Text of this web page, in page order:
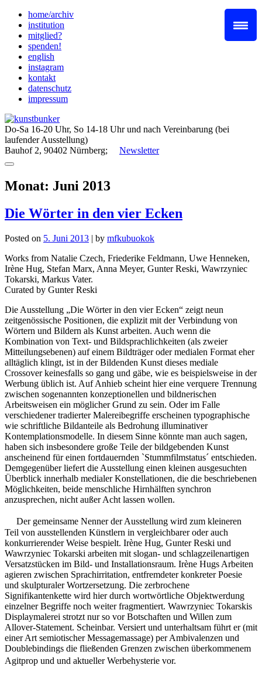
Skip
content
home/archiv
institution
mitglied?
spenden!
english
instagram
kontakt
datenschutz
impressum
Do-Sa 16-20 Uhr, So 14-18 Uhr und nach Vereinbarung (bei
laufender Ausstellung)
Bauhof 2, 90402 Nürnberg; Newsletter
Monat: Juni 2013
Die Wörter in den vier Ecken
Posted on 5. Juni 2013 | by mfkubuokok
Works from Natalie Czech, Friederike Feldmann, Uwe Henneken,
Irène Hug, Stefan Marx, Anna Meyer, Gunter Reski, Wawrzyniec
Tokarski, Markus Vater.
Curated by Gunter Reski
Die Ausstellung „Die Wörter in den vier Ecken“ zeigt neun
zeitgenössische Positionen, die explizit mit der Verbindung von
Wörtern und Bildern als Kunst arbeiten. Auch wenn die
Kombination von Text- und Bildsprachlichkeiten (als zweier
Mitteilungsebenen) auf einem Bildträger oder medialen Format eher
alltäglich klingt, ist in der Bildenden Kunst dieses mediale
Crossover keinesfalls so gang und gäbe, wie es beispielsweise in der
Werbung üblich ist. Auf Anhieb scheint hier eine verquere Trennung
zwischen sogenannten konzeptionellen und bildnerischen
Arbeitsweisen ein möglicher Grund zu sein. Oder im Falle
verschiedener tradierter Malereibegriffe erscheinen typographische
wie schriftliche Bildanteile als Bedrohung illuminativer
Kontemplationsmodelle. In diesem Sinne könnte man auch sagen,
haben sich insbesondere große Teile der bildgebenden Kunst
anscheinend für einen fortdauernden `Stummfilmstatus´ entschieden.
Demgegenüber liefert die Ausstellung einen kleinen ausgesuchten
Überblick innerhalb medialer Konstellationen, die die beschriebenen
Möglichkeiten, beide menschliche Hirnhälften synchron
anzusprechen, nicht außer Acht lassen wollen.
Der gemeinsame Nenner der Ausstellung wird zum kleineren
Teil von ausstellenden Künstlern in vergleichbarer oder auch
konkurrierender Weise bespielt. Irène Hug, Gunter Reski und
Wawrzyniec Tokarski arbeiten mit slogan- und schlagzeilenartigen
Versatzstücken im Bild- und Installationsraum. Irène Hugs Arbeiten
agieren zwischen Sprachirritation, entfremdeter konkreter Poesie
und skulpturaler Wortzersetzung. Die zerbrochene
Signifikantenkette wird hier durch wortwörtliche Objektwerdung
einzelner Begriffe noch weiter fragmentiert. Wawrzyniec Tokarskis
Displaymalerei strotzt nur so vor Botschaften und Willen zum
Allover-Statement. Scheinbar. Versiert und unterhaltsam führt er (mit
einer Art semiotischer Messagemassage) per Ambivalenzen und
Doublebindings die fließenden Grenzen zwischen überkommenem
Agitprop und und aktueller Werbehysterie vor.